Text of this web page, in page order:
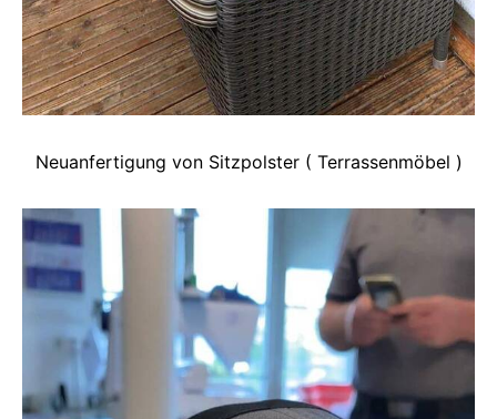
Neuanfertigung von Sitzpolster ( Terrassenmöbel )